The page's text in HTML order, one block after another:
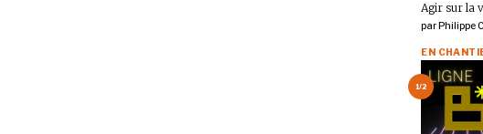
Agir sur la
par Philippe
1/2
EN